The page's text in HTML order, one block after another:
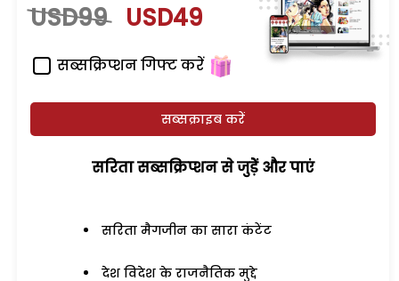
USD99 USD49
सब्सक्रिप्शन गिफ्ट करें
सब्सक्राइब करें
सरिता सब्सक्रिप्शन से जुड़ेें और पाएं
सरिता मैगजीन का सारा कंटेंट
देश विदेश के राजनैतिक मुद्दे